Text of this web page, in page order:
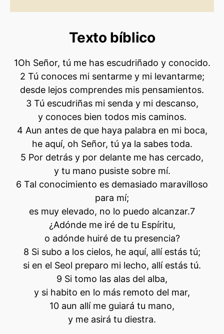
Texto bíblico
1Oh Señor, tú me has escudriñado y conocido.
2 Tú conoces mi sentarme y mi levantarme;
desde lejos comprendes mis pensamientos.
3 Tú escudriñas mi senda y mi descanso,
y conoces bien todos mis caminos.
4 Aun antes de que haya palabra en mi boca,
he aquí, oh Señor, tú ya la sabes toda.
5 Por detrás y por delante me has cercado,
y tu mano pusiste sobre mí.
6 Tal conocimiento es demasiado maravilloso
para mí;
es muy elevado, no lo puedo alcanzar.7
¿Adónde me iré de tu Espíritu,
o adónde huiré de tu presencia?
8 Si subo a los cielos, he aquí, allí estás tú;
si en el Seol preparo mi lecho, allí estás tú.
9 Si tomo las alas del alba,
y si habito en lo más remoto del mar,
10 aun allí me guiará tu mano,
y me asirá tu diestra.